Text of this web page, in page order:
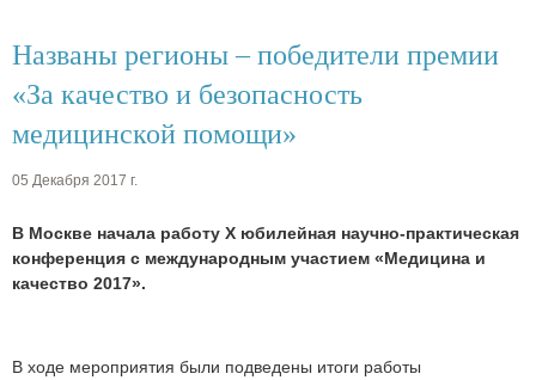
Названы регионы – победители премии
«За качество и безопасность
медицинской помощи»
05 Декабря 2017 г.
В Москве начала работу Х юбилейная научно-практическая
конференция с международным участием «Медицина и
качество 2017».
В ходе мероприятия были подведены итоги работы